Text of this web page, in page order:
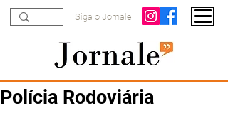
Siga o Jornale
Polícia Rodoviária